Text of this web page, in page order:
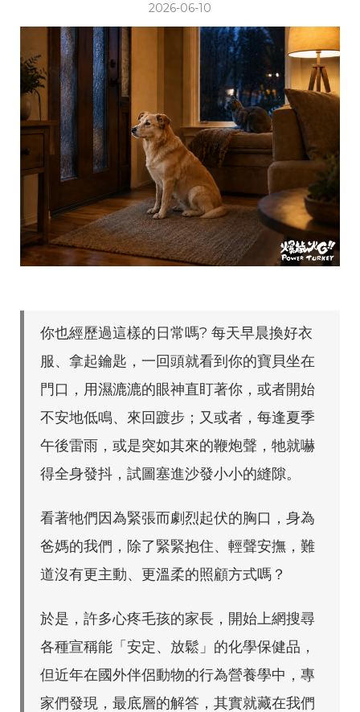
2026-06-10
你也經歷過這樣的日常嗎? 每天早晨換好衣
服、拿起鑰匙，一回頭就看到你的寶貝坐在
門口，用濕漉漉的眼神直盯著你，或者開始
不安地低鳴、來回踱步；又或者，每逢夏季
午後雷雨，或是突如其來的鞭炮聲，牠就嚇
得全身發抖，試圖塞進沙發小小的縫隙。
看著牠們因為緊張而劇烈起伏的胸口，身為
爸媽的我們，除了緊緊抱住、輕聲安撫，難
道沒有更主動、更溫柔的照顧方式嗎？
於是，許多心疼毛孩的家長，開始上網搜尋
各種宣稱能「安定、放鬆」的化學保健品，
但近年在國外伴侶動物的行為營養學中，專
家們發現，最底層的解答，其實就藏在我們